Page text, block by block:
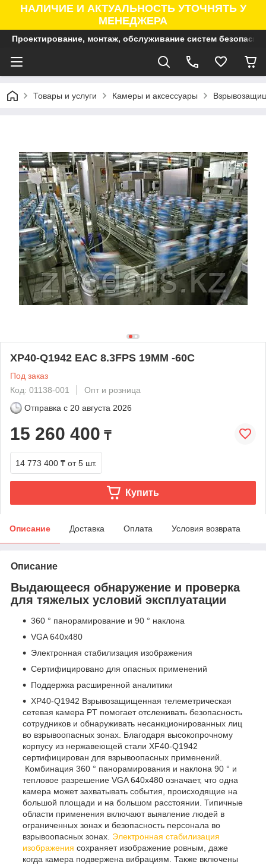
НАЛИЧИЕ И АКТУАЛЬНОСТЬ УТОЧНЯТЬ У
МЕНЕДЖЕРА
Проектирование, монтаж, обслуживание систем
Товары и услуги Камеры и аксессуары
XP40-Q1942 EAC 8.3FPS 19MM -60C
Под заказ
Код: 01138-001
Опт и розница
Отправка с 20 августа 2026
15 260 400 ₸
14 773 400 ₸ от 5 шт.
Купить
Описание Доставка Оплата Условия возврата
Описание
Выдающееся обнаружение и проверка
для тяжелых условий эксплуатации
360 ° панорамирование и 90 ° наклона
VGA 640x480
Электронная стабилизация изображения
Сертифицировано для опасных применений
Поддержка расширенной аналитики
XP40-Q1942 Взрывозащищенная телеметрическая
сетевая камера PT помогает отслеживать безопасность
сотрудников и обнаруживать несанкционированных лиц
во взрывоопасных зонах. Благодаря высокопрочному
корпусу из нержавеющей стали XF40-Q1942
сертифицирован для взрывоопасных применений.
Комбинация 360 ° панорамирования и наклона 90 ° и
тепловое разрешение VGA 640x480 означает, что одна
камера может захватывать события, происходящие на
большой площади и на большом расстоянии. Типичные
области применения включают выявление людей в
ограниченных зонах и безопасность персонала во
взрывоопасных зонах. Электронная стабилизация
изображения сохраняет изображение ровным, даже
когда камера подвержена вибрациям. Также включены